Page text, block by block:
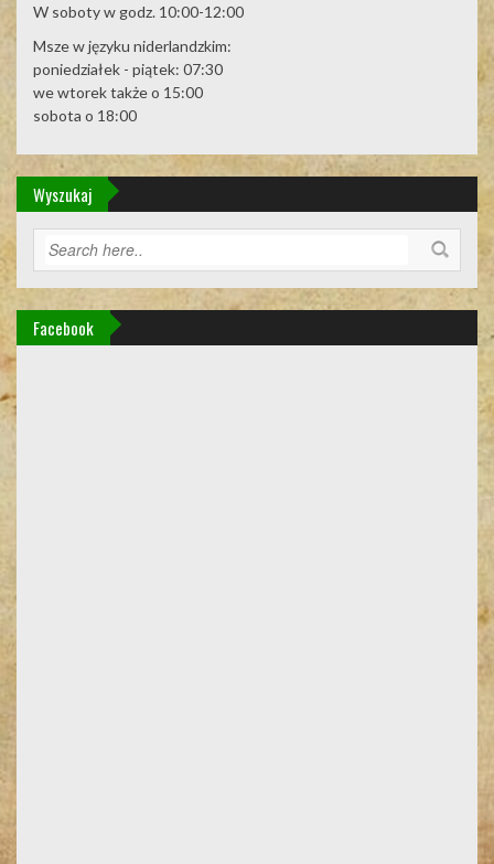
W soboty w godz. 10:00-12:00
Msze w języku niderlandzkim:
poniedziałek - piątek: 07:30
we wtorek także o 15:00
sobota o 18:00
Wyszukaj
Facebook